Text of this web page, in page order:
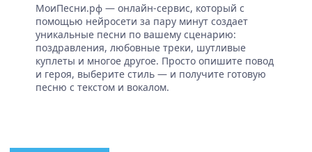
МоиПесни.рф — онлайн-сервис, который с
помощью нейросети за пару минут создает
уникальные песни по вашему сценарию:
поздравления, любовные треки, шутливые
куплеты и многое другое. Просто опишите повод
и героя, выберите стиль — и получите готовую
песню с текстом и вокалом.